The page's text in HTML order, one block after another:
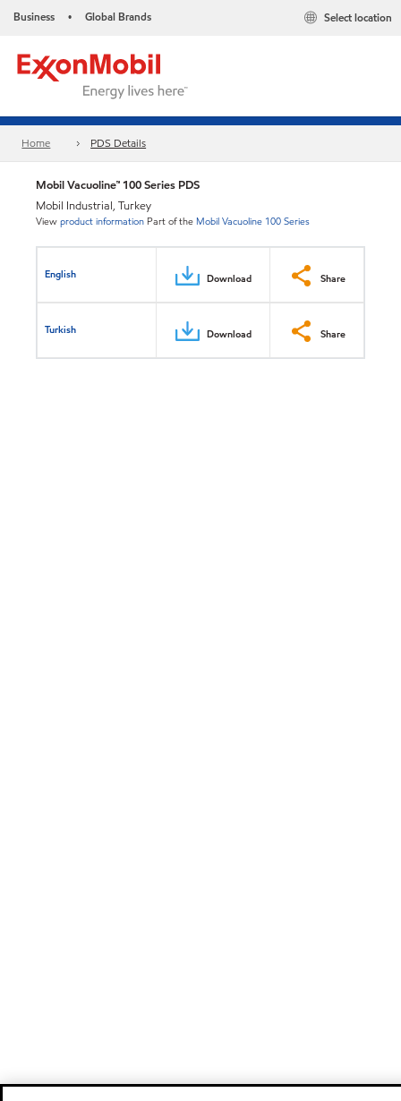
Business • Global Brands Select location
Home PDS Details
Mobil Vacuoline™ 100 Series PDS
Mobil Industrial, Turkey
Viewproduct information Part of the Mobil Vacuoline 100 Series
English Download Share
Turkish Download Share